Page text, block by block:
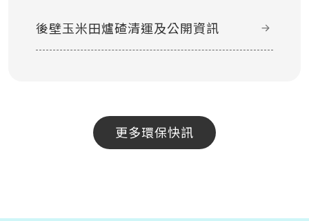
後壁玉米田爐碴清運及公開資訊
更多環保快訊